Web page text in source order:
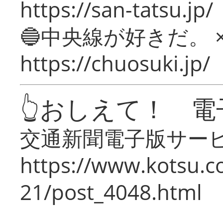
https://san-tatsu.jp/
🔵中央線が好きだ。
https://chuosuki.jp/
👆おしえて！ 電
交通新聞電子版サー
https://
21/post_4048.html